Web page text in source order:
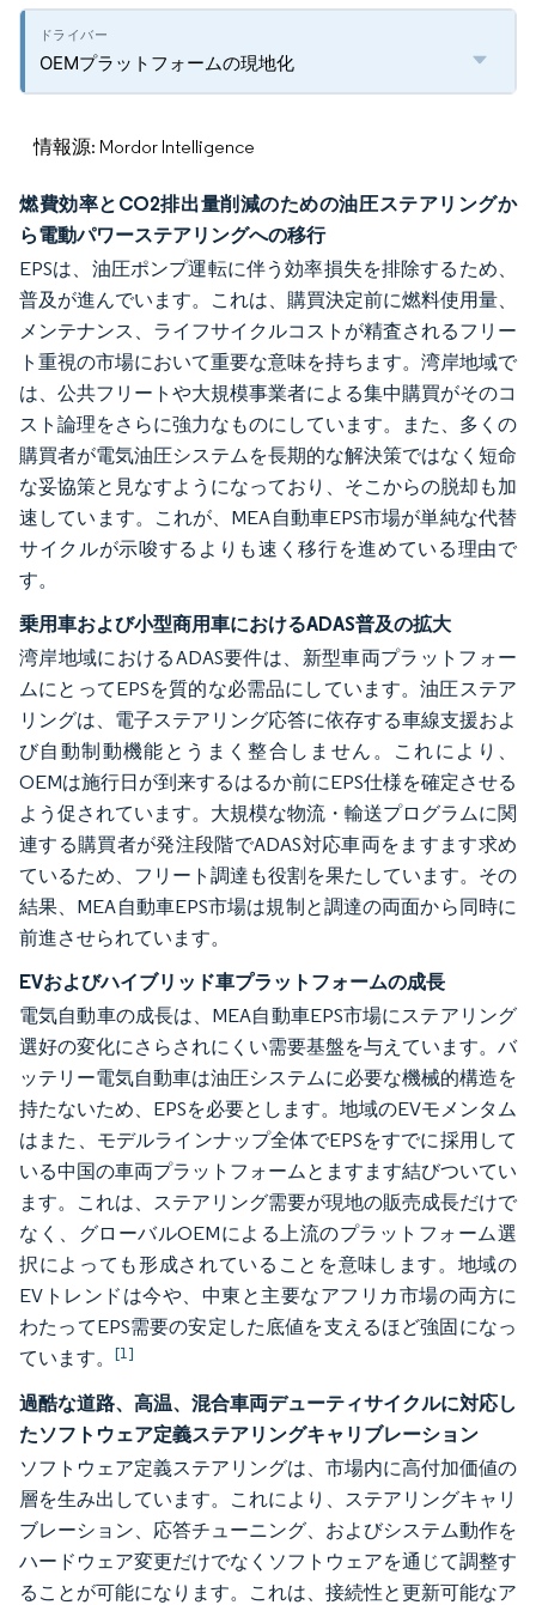
OEMプラットフォームの現地化
情報源: Mordor Intelligence
燃費効率とCO2排出量削減のための油圧ステアリングか
ら電動パワーステアリングへの移行
EPSは、油圧ポンプ運転に伴う効率損失を排除するため、
普及が進んでいます。これは、購買決定前に燃料使用量、
メンテナンス、ライフサイクルコストが精査されるフリー
ト重視の市場において重要な意味を持ちます。湾岸地域で
は、公共フリートや大規模事業者による集中購買がそのコ
スト論理をさらに強力なものにしています。また、多くの
購買者が電気油圧システムを長期的な解決策ではなく短命
な妥協策と見なすようになっており、そこからの脱却も加
速しています。これが、MEA自動車EPS市場が単純な代替
サイクルが示唆するよりも速く移行を進めている理由で
す。
乗用車および小型商用車におけるADAS普及の拡大
湾岸地域におけるADAS要件は、新型車両プラットフォー
ムにとってEPSを質的な必需品にしています。油圧ステア
リングは、電子ステアリング応答に依存する車線支援およ
び自動制動機能とうまく整合しません。これにより、
OEMは施行日が到来するはるか前にEPS仕様を確定させる
よう促されています。大規模な物流・輸送プログラムに関
連する購買者が発注段階でADAS対応車両をますます求め
ているため、フリート調達も役割を果たしています。その
結果、MEA自動車EPS市場は規制と調達の両面から同時に
前進させられています。
EVおよびハイブリッド車プラットフォームの成長
電気自動車の成長は、MEA自動車EPS市場にステアリング
選好の変化にさらされにくい需要基盤を与えています。バ
ッテリー電気自動車は油圧システムに必要な機械的構造を
持たないため、EPSを必要とします。地域のEVモメンタム
はまた、モデルラインナップ全体でEPSをすでに採用して
いる中国の車両プラットフォームとますます結びついてい
ます。これは、ステアリング需要が現地の販売成長だけで
なく、グローバルOEMによる上流のプラットフォーム選
択によっても形成されていることを意味します。地域の
EVトレンドは今や、中東と主要なアフリカ市場の両方に
わたってEPS需要の安定した底値を支えるほど強固になっ
ています。 [1]
過酷な道路、高温、混合車両デューティサイクルに対応し
たソフトウェア定義ステアリングキャリブレーション
ソフトウェア定義ステアリングは、市場内に高付加価値の
層を生み出しています。これにより、ステアリングキャリ
ブレーション、応答チューニング、およびシステム動作を
ハードウェア変更だけでなくソフトウェアを通じて調整す
ることが可能になります。これは、接続性と更新可能なア